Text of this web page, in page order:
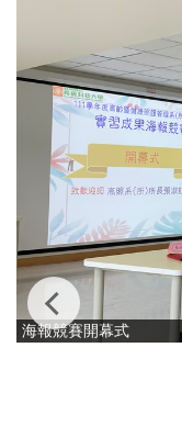
海報競賽開幕式